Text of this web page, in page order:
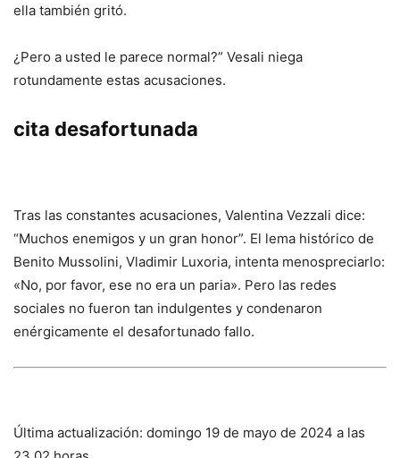
ella también gritó.
¿Pero a usted le parece normal?” Vesali niega
rotundamente estas acusaciones.
cita desafortunada
Tras las constantes acusaciones, Valentina Vezzali dice:
“Muchos enemigos y un gran honor”. El lema histórico de
Benito Mussolini, Vladimir Luxoria, intenta menospreciarlo:
«No, por favor, ese no era un paria». Pero las redes
sociales no fueron tan indulgentes y condenaron
enérgicamente el desafortunado fallo.
Última actualización: domingo 19 de mayo de 2024 a las